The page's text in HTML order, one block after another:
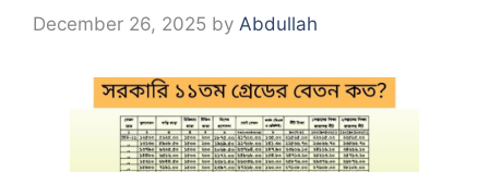
December 26, 2025 by Abdullah